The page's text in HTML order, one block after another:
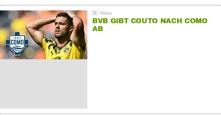
BVB GIBT COUTO NACH COMO
AB